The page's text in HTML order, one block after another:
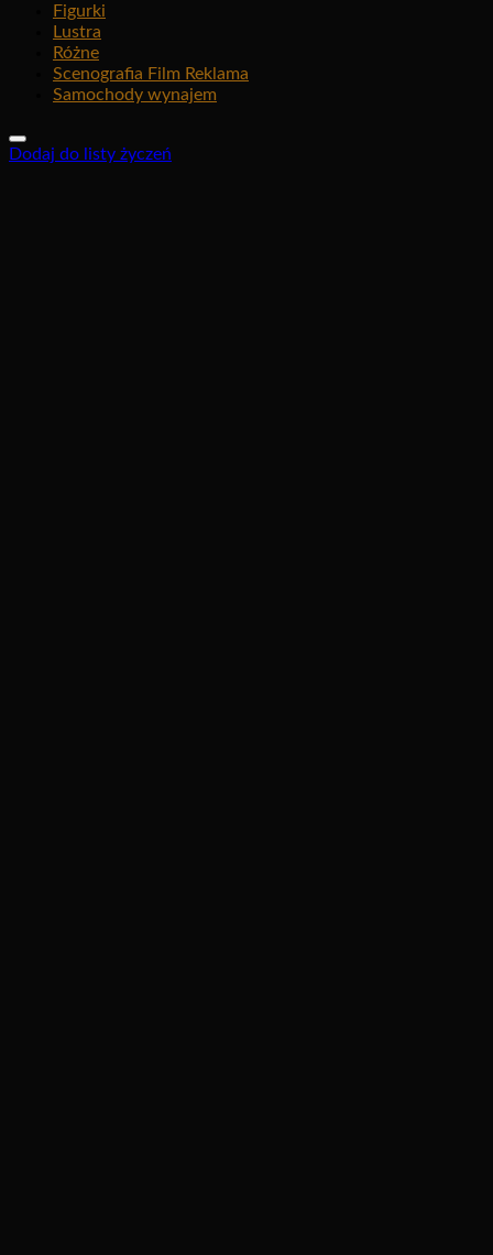
Figurki
Lustra
Różne
Scenografia Film Reklama
Samochody wynajem
Dodaj do listy życzeń